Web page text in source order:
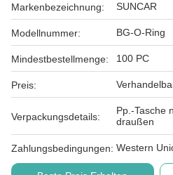
Markenbezeichnung: SUNCAR
Modellnummer: BG-O-Ring
Mindestbestellmenge: 100 PC
Preis:
Verpackungsdetails:
Pp.-Tasche
draußen
Zahlungsbedingungen: Western